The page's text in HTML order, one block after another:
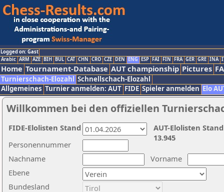
Logged on: Gast
Arabic ARM AZE BIH BUL CAT CHN CRO CZE DEN ENG ESP FAI FIN FRA GER GRE INA
Home Tournament-Database AUT championship Pictures
Turnierschach-Elozahl Schnellschach-Elozahl
Allgemeines Turnier anmelden: AUT FIDE Spieler anmelden Elo
Willkommen bei den offiziellen
Nachname
Vorname
Ebene
Personennummer
Bundesland
AUT-Elolisten
13.945
FIDE-Elolisten Stand